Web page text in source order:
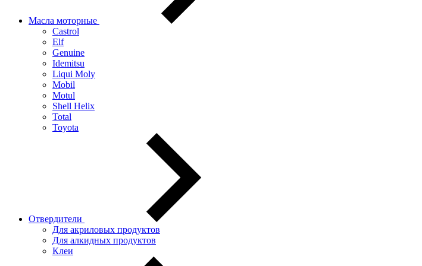
Масла моторные
Castrol
Elf
Genuine
Idemitsu
Liqui Moly
Mobil
Motul
Shell Helix
Total
Toyota
Отвердители
Для акриловых продуктов
Для алкидных продуктов
Клеи